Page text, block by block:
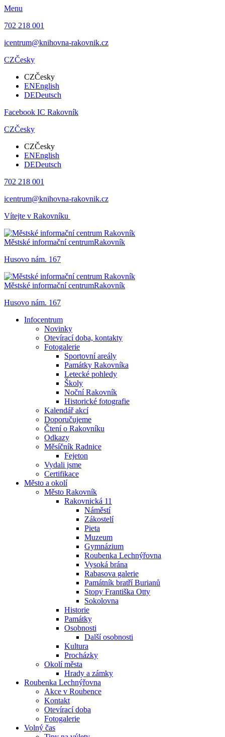
Menu
702 218 001
icentrum@knihovna-rakovnik.cz
CZČesky
CZČesky
ENEnglish
DEDeutsch
Facebook IC Rakovník
CZČesky
CZČesky
ENEnglish
DEDeutsch
702 218 001
icentrum@knihovna-rakovnik.cz
Vítejte v Rakovníku
Městské informační centrumRakovník
Husovo nám. 167
Městské informační centrumRakovník
Husovo nám. 167
Infocentrum
Novinky
Otevírací doba, kontakty
Fotogalerie
Sportovní areály
Památky Rakovníka
Letecké pohledy
Školy
Noční Rakovník
Historické fotografie
Kalendář akcí
Doporučujeme
Čtení o Rakovníku
Odkazy
Měsíčník Radnice
Fejeton
Vydali jsme
Certifikace
Město a okolí
Město Rakovník
Rakovnická 11
Náměstí
Zákostelí
Pieta
Muzeum
Gymnázium
Roubenka Lechnýřovna
Vysoká brána
Rabasova galerie
Památník bratří Burianů
Stopy Františka Otty
Sokolovna
Historie
Památky
Osobnosti
Další osobnosti
Kultura
Procházky
Okolí města
Hrady a zámky
Roubenka Lechnýřovna
Akce v Roubence
Kontakt
Otevírací doba
Fotogalerie
Volný čas